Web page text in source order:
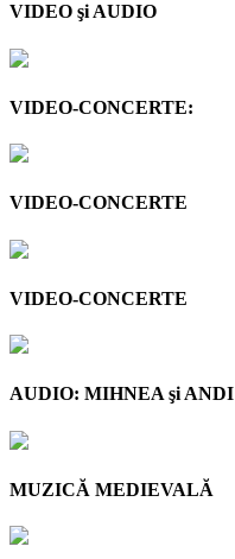
VIDEO şi AUDIO
VIDEO-CONCERTE:
VIDEO-CONCERTE
VIDEO-CONCERTE
AUDIO: MIHNEA şi ANDI
MUZICĂ MEDIEVALĂ